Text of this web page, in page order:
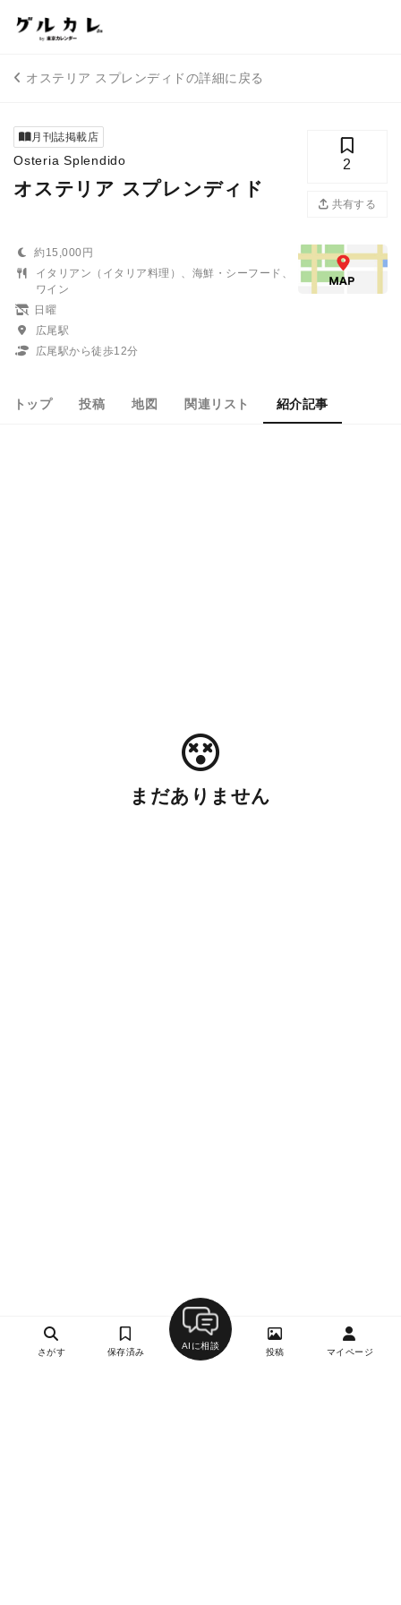
オステリア スプレンディドの詳細に戻る
月刊誌掲載店
Osteria Splendido
オステリア スプレンディド
2
共有する
約15,000円
イタリアン（イタリア料理）、海鮮・シーフード、
ワイン
日曜
広尾駅
広尾駅から徒歩12分
トップ 投稿 地図 関連リスト 紹介記事
まだありません
さがす 保存済み
AIに相談
投稿 マイページ